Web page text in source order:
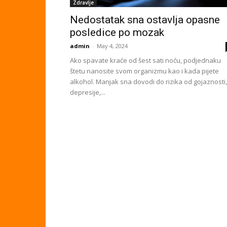
Zdravlje
Nedostatak sna ostavlja opasne
posledice po mozak
admin - May 4, 2024
Ako spavate kraće od šest sati noću, podjednaku
štetu nanosite svom organizmu kao i kada pijete
alkohol. Manjak sna dovodi do rizika od gojaznosti,
depresije,...